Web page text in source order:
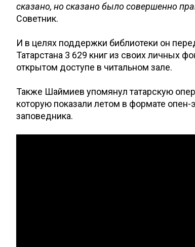
сказано, но сказано было совершенно
Советник.
И в целях поддержки библиотеки он
Татарстана 3 629 книг из своих личных
открытом доступе в читальном зале.
Также Шаймиев упомянул татарскую
которую показали летом в формате опен-
заповедника.